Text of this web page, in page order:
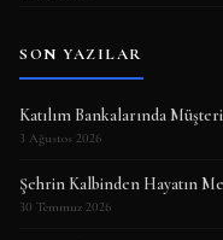
SON YAZILAR
Katılım Bankalarında
3 Ağustos 2026
Şehrin Kalbinden Hayatın
30 Temmuz 2026